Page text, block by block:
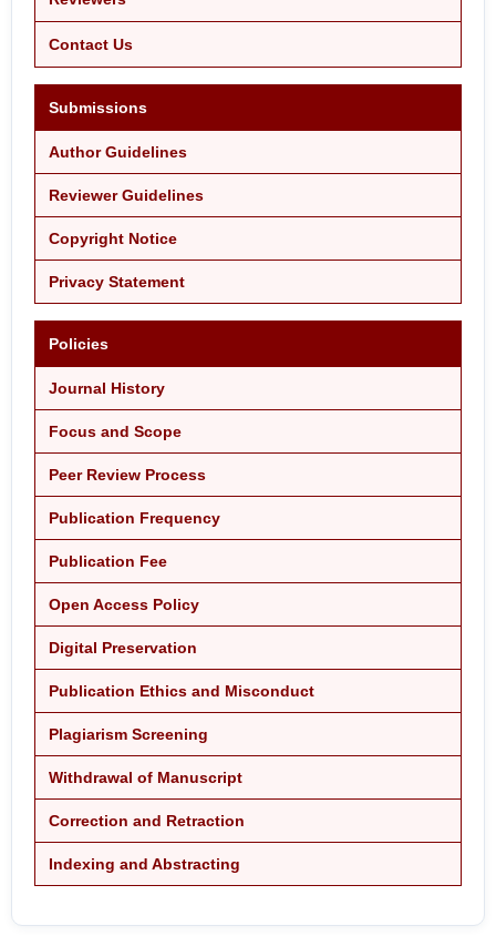
Contact Us
Submissions
Author Guidelines
Reviewer Guidelines
Copyright Notice
Privacy Statement
Policies
Journal History
Focus and Scope
Peer Review Process
Publication Frequency
Publication Fee
Open Access Policy
Digital Preservation
Publication Ethics and Misconduct
Plagiarism Screening
Withdrawal of Manuscript
Correction and Retraction
Indexing and Abstracting